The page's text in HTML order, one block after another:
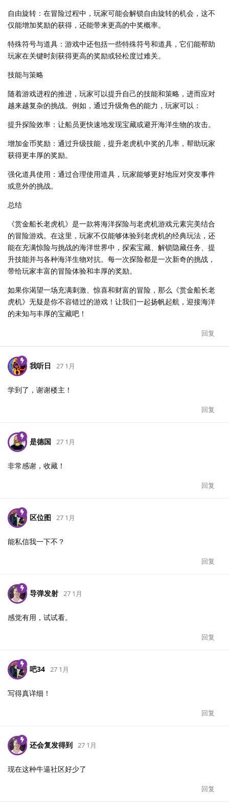
自由旋转：在冒险过程中，玩家可能会解锁自由旋转的机会，这不
仅能增加奖励的获得，还能带来更高的中奖概率。
特殊符号与道具：游戏中还包括一些特殊符号和道具，它们能帮助
玩家在关键时刻获得更高的奖励或轻松度过难关。
技能与策略
随着游戏进程的推进，玩家可以提升自己的技能和策略，进而应对
越来越复杂的挑战。例如，通过升级角色的能力，玩家可以：
提升探险效率：让船员更快速地发现宝藏或避开海洋生物的攻击。
增加金币奖励：通过升级技能，提升老虎机中奖的几率，帮助玩家
获得更丰厚的奖励。
强化道具使用：通过合理使用道具，玩家能够更好地应对突发事件
或意外的挑战。
总结
《赏金船长老虎机》是一款将海洋探险与老虎机游戏元素完美结合
的冒险游戏。在这里，玩家不仅能够体验到老虎机的经典玩法，还
能在充满惊险与挑战的海洋世界中，探索宝藏、解锁隐藏任务、提
升技能并与各种海洋生物对抗。每一次探险都是一次新奇的挑战，
带给玩家丰富的冒险体验和丰厚的奖励。
如果你渴望一场充满刺激、惊喜和财富的冒险，那么《赏金船长老
虎机》无疑是你不容错过的游戏！让我们一起扬帆起航，迎接海洋
的未知与丰厚的宝藏吧！
回复
我听日 27 1月
学到了，谢谢楼主！
回复
是德国 27 1月
非常感谢，收藏！
回复
区位图 27 1月
能私信我一下不？
回复
导弹发射 27 1月
感觉有用，试试看。
回复
吧34 27 1月
写得真详细！
回复
还会复发得到 27 1月
现在这种牛逼社区好少了
回复